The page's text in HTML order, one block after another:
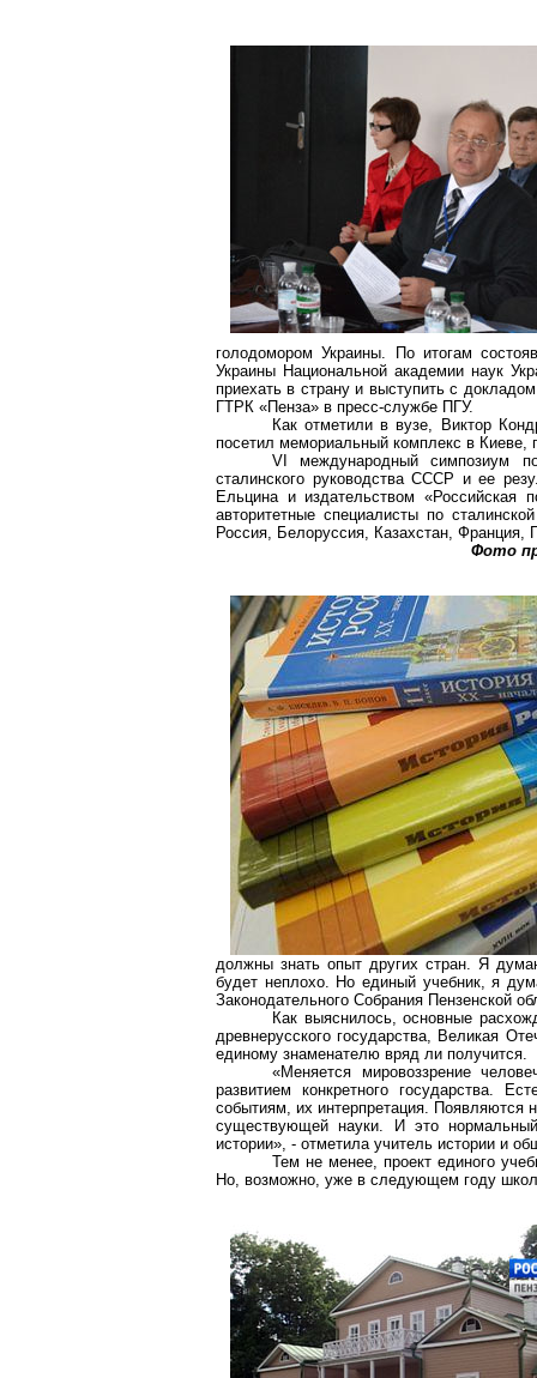
голодомором Украины. По итогам
Украины Национальной академии наук
приехать в страну и выступить с
ГТРК «Пенза» в пресс-службе ПГУ.
Как отметили в вузе, Виктор
посетил мемориальный комплекс в Киеве,
VI международный симпозиум
сталинского руководства СССР и ее
Ельцина и издательством «Российская
авторитетные специалисты по
Россия, Белоруссия, Казахстан,
Фото
должны знать опыт других стран. Я
будет неплохо. Но единый учебник, я
Законодательного Собрания Пензенской
Как выяснилось, основные
древнерусского государства, Великая
единому знаменателю вряд ли получится.
«Меняется мировоззрение
развитием конкретного государства.
событиям, их интерпретация. Появляются
существующей науки. И это
истории», - отметила учитель истории и
Тем не менее, проект единого
Но, возможно, уже в следующем году